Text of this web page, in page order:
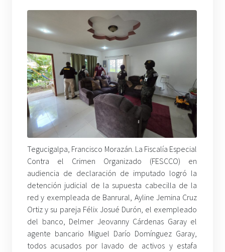
Tegucigalpa, Francisco Morazán. La Fiscalía Especial
Contra el Crimen Organizado (FESCCO) en
audiencia de declaración de imputado logró la
detención judicial de la supuesta cabecilla de la
red y exempleada de Banrural, Ayline Jemina Cruz
Ortiz y su pareja Félix Josué Durón, el exempleado
del banco, Delmer Jeovanny Cárdenas Garay el
agente bancario Miguel Darío Domínguez Garay,
todos acusados por lavado de activos y estafa